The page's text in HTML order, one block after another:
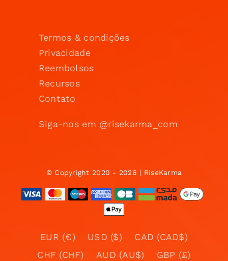
Termos & condições
Privacidade
Reembolsos
Recursos
Contato
Siga-nos em @risekarma_com
© Copyright 2020 - 2026 | RiseKarma
EUR (€) USD ($)
CAD (CAD$)
CHF (CHF)
AUD (AU$)
GBP (£)